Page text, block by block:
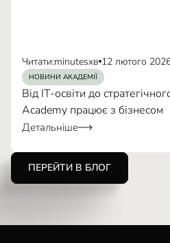
Читати:minutesхв 12 лютого
НОВИНИ АКАДЕМІЇ
Від IT-освіти до
Academy працює з бізнесом
Детальніше
ПЕРЕЙТИ В БЛОГ